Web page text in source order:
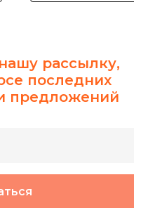
рассылку,
последних
предложений